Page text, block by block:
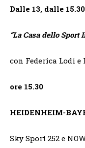
Dalle 13, dalle
“La Casa dello Sport
con Federica Lodi e
ore
HEIDENHEIM-
Sky Sport 252 e